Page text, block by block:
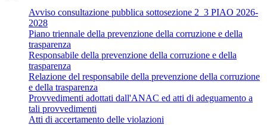
Avviso consultazione pubblica sottosezione 2_3 PIAO 2026-
2028
Piano triennale della prevenzione della corruzione e della
trasparenza
Responsabile della prevenzione della corruzione e della
trasparenza
Relazione del responsabile della prevenzione della corruzione
e della trasparenza
Provvedimenti adottati dall'ANAC ed atti di adeguamento a
tali provvedimenti
Atti di accertamento delle violazioni